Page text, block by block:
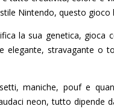
Nintendo, questo gioco
la sua genetica, gioca
elegante, stravagante o
maniche, pouf e
neon, tutto dipende